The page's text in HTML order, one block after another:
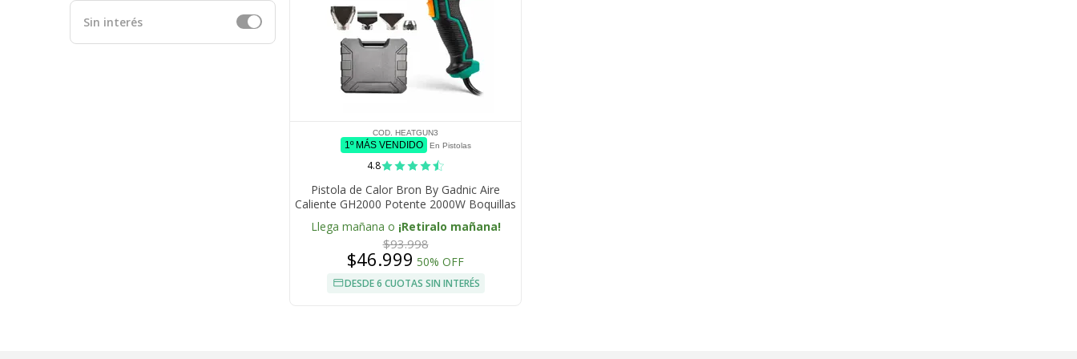
Sin interés
COD. HEATGUN3
1º MÁS VENDIDO En Pistolas
4.8
Pistola de Calor Bron By Gadnic Aire
Caliente GH2000 Potente 2000W Boquillas
Intercambiables Seguridad Eléctrica
Llega mañana o ¡Retiralo mañana!
$93.998
$46.999 50% OFF
DESDE 6 CUOTAS SIN INTERÉS